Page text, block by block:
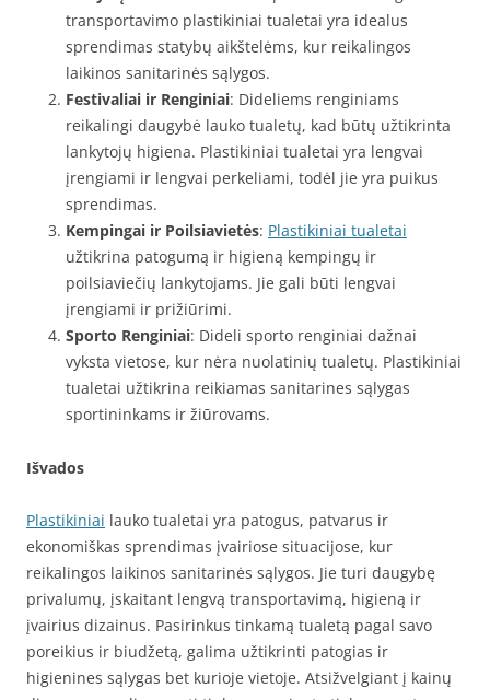
transportavimo plastikiniai tualetai yra idealus
sprendimas statybų aikštelėms, kur reikalingos
laikinos sanitarinės sąlygos.
Festivaliai ir Renginiai: Dideliems renginiams
reikalingi daugybė lauko tualetų, kad būtų užtikrinta
lankytojų higiena. Plastikiniai tualetai yra lengvai
įrengiami ir lengvai perkeliami, todėl jie yra puikus
sprendimas.
Kempingai ir Poilsiavietės: Plastikiniai tualetai
užtikrina patogumą ir higieną kempingų ir
poilsiaviečių lankytojams. Jie gali būti lengvai
įrengiami ir prižiūrimi.
Sporto Renginiai: Dideli sporto renginiai dažnai
vyksta vietose, kur nėra nuolatinių tualetų. Plastikiniai
tualetai užtikrina reikiamas sanitarines sąlygas
sportininkams ir žiūrovams.
Išvados
Plastikiniai lauko tualetai yra patogus, patvarus ir
ekonomiškas sprendimas įvairiose situacijose, kur
reikalingos laikinos sanitarinės sąlygos. Jie turi daugybę
privalumų, įskaitant lengvą transportavimą, higieną ir
įvairius dizainus. Pasirinkus tinkamą tualetą pagal savo
poreikius ir biudžetą, galima užtikrinti patogias ir
higienines sąlygas bet kurioje vietoje. Atsižvelgiant į kainų